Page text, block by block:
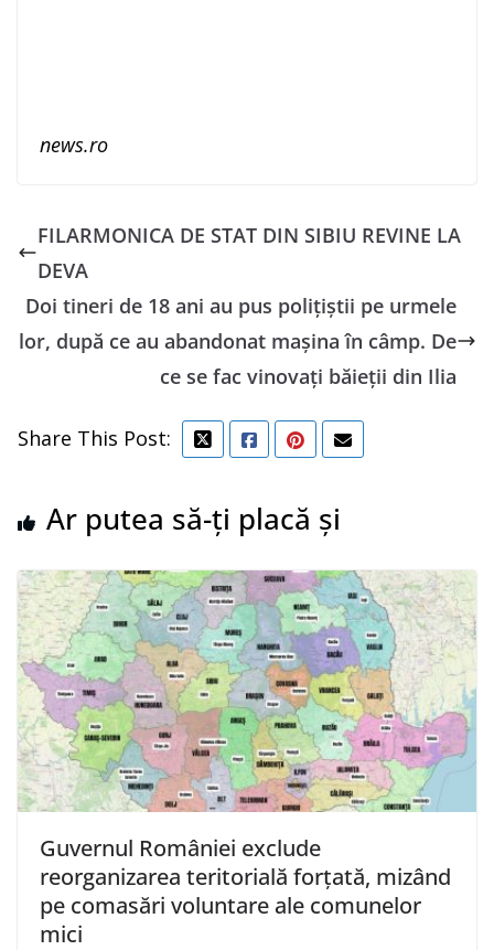
news.ro
FILARMONICA DE STAT DIN SIBIU REVINE LA
DEVA
Doi tineri de 18 ani au pus polițiștii pe urmele
lor, după ce au abandonat mașina în câmp. De
ce se fac vinovați băieții din Ilia
Share This Post:
Ar putea să-ți placă și
Guvernul României exclude
reorganizarea teritorială forțată, mizând
pe comasări voluntare ale comunelor
mici